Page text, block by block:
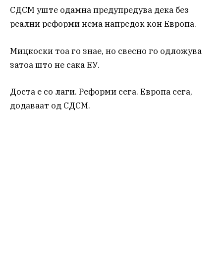
СДСМ уште одамна предупредува дека без
реални реформи нема напредок кон Европа.
Мицкоски тоа го знае, но свесно го одложува
затоа што не сака ЕУ.
Доста е со лаги. Реформи сега. Европа сега,
додаваат од СДСМ.